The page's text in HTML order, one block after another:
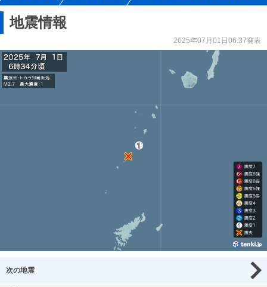
地震情報
2025年07月01日06:37発表
次の地震